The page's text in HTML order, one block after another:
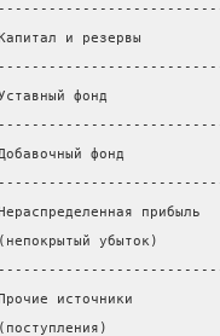
и резервы
фонд
фонд
источники